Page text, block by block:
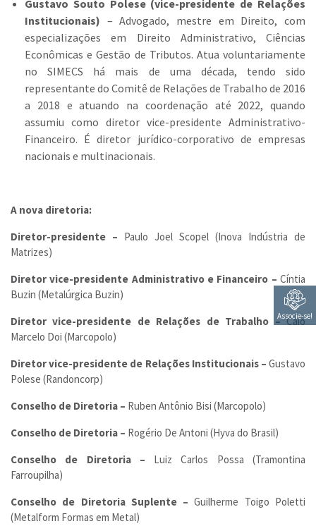
Associe-se!
Gustavo Souto Polese (vice-presidente de Relações
Institucionais) – Advogado, mestre em Direito, com
especializações em Direito Administrativo, Ciências
Econômicas e Gestão de Tributos. Atua voluntariamente
no SIMECS há mais de uma década, tendo sido
representante do Comitê de Relações de Trabalho de 2016
a 2018 e atuando na coordenação até 2022, quando
assumiu como diretor vice-presidente Administrativo-
Financeiro. É diretor jurídico-corporativo de empresas
nacionais e multinacionais.
A nova diretoria:
Diretor-presidente – Paulo Joel Scopel (Inova Indústria de
Matrizes)
Diretor vice-presidente Administrativo e Financeiro – Cíntia
Buzin (Metalúrgica Buzin)
Diretor vice-presidente de Relações de Trabalho –Caio
Marcelo Doi (Marcopolo)
Diretor vice-presidente de Relações Institucionais – Gustavo
Polese (Randoncorp)
Conselho de Diretoria – Ruben Antônio Bisi (Marcopolo)
Conselho de Diretoria – Rogério De Antoni (Hyva do Brasil)
Conselho de Diretoria – Luiz Carlos Possa (Tramontina
Farroupilha)
Conselho de Diretoria Suplente – Guilherme Toigo Poletti
(Metalform Formas em Metal)